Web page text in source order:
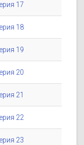
17
18
19
20
21
22
23